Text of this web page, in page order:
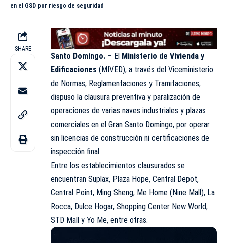
en el GSD por riesgo de seguridad
SHARE
Santo Domingo. – El Ministerio de Vivienda y
Edificaciones (MIVED), a través del Viceministerio
de Normas, Reglamentaciones y Tramitaciones,
dispuso la clausura preventiva y paralización de
operaciones de varias naves industriales y plazas
comerciales en el Gran Santo Domingo, por operar
sin licencias de construcción ni certificaciones de
inspección final.
Entre los establecimientos clausurados se
encuentran Suplax, Plaza Hope, Central Depot,
Central Point, Ming Sheng, Me Home (Nine Mall), La
Rocca, Dulce Hogar, Shopping Center New World,
STD Mall y Yo Me, entre otras.